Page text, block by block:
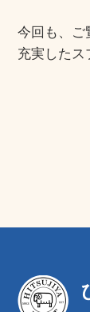
今回も、ご
充実したス